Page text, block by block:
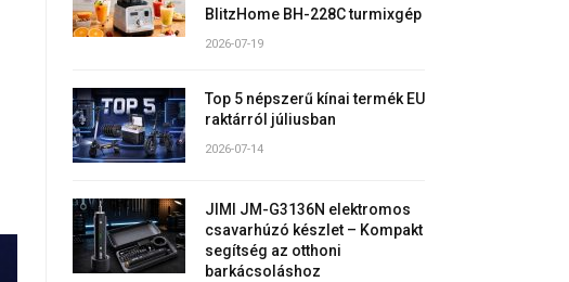
BlitzHome BH-228C turmixgép
2026-07-19
Top 5 népszerű kínai termék EU
raktárról júliusban
2026-07-14
JIMI JM-G3136N elektromos
csavarhúzó készlet – Kompakt
segítség az otthoni
barkácsoláshoz